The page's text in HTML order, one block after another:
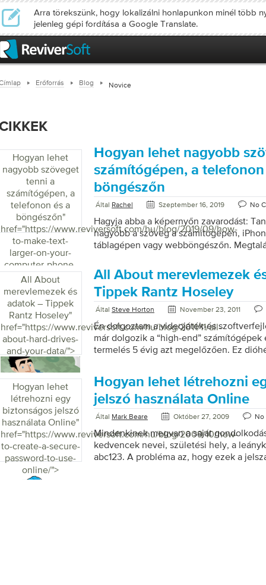
Arra törekszünk, hogy lokalizálni honlapunkon minél több
jelenleg gépi fordítása a Google Translate.
Erőforrás Blog Novice
Hogyan lehet
nagyobb szöveget
tenni a
számítógépen, a
telefonon és a
böngészőn"
href="https://www.reviversoft.com/hu/blog/2019/09/how-
to-make-text-
larger-on-your-
computer-phone-
and-browser/">
Hogyan lehet nagyobb
számítógépen, a telefonon
böngészőn
Által Rachel Szeptember 16, 2019 No
Hagyja abba a képernyőn zavarodást:
nagyobb a szöveg a számítógépen,
táblagépen vagy webböngészőn.
telefonon található szöveggel?
növelése az összes eszközön gyors és
szöveg mérete a számítógépen Windows
gombot Válassza a Beállítások
hozzáférés lehetőséget Válassza a
képernyőn megjelenő szöveget
állítsa be a Csúsztassa a szöveg
nagyobbra […]
All About
merevlemezek és
adatok – Tippek
Rantz Hoseley"
href="https://www.reviversoft.com/hu/blog/2011/11/all-
about-hard-drives-
and-your-data/">
All About merevlemezek
Tippek Rantz Hoseley
Által Steve Horton November 23, 2011
Én dolgoztam a videojáték-és
már dolgozik a “high-end”
termelés 5 évig azt megelőzően. Ez
random emberek kérdezni: “Hogyan
Hogyan lehet
létrehozni egy
biztonságos jelszó
használata Online"
href="https://www.reviversoft.com/hu/blog/2009/10/how-
to-create-a-secure-
password-to-use-
online/">
Hogyan lehet létrehozni
jelszó használata Online
Által Mark Beare Október 27, 2009 No
Mindenkinek megvan a saját
kedvencek nevei, születési hely, a
abc123. A probléma az, hogy ezek a